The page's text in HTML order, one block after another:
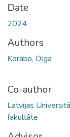
Date
2024
Authors
Korabo, Olga
Co-author
Latvijas
fakultāte